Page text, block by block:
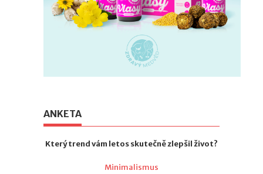
ANKETA
Který trend vám letos skutečně zlepšil život?
Minimalismus